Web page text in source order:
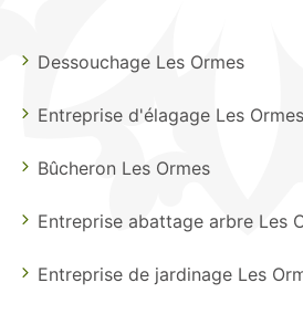
Dessouchage Les Ormes
Entreprise d'élagage Les Ormes
Bûcheron Les Ormes
Entreprise abattage arbre Les
Entreprise de jardinage Les